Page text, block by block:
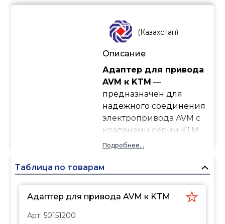
(Казахстан)
Описание
Адаптер для привода
AVM к KTM —
предназначен для
надежного соединения
электропривода AVM с
клапанами серии KTM,
обеспечивая
усилия и стабильную
управления.
Подробнее...
Таблица по товарам
Адаптер для привода AVM к KTM
Арт:50151200